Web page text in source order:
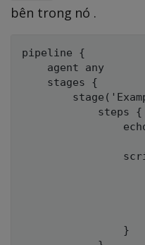
bên trong nó .
pipeline {
    agent any
    stages {
            steps {
                }